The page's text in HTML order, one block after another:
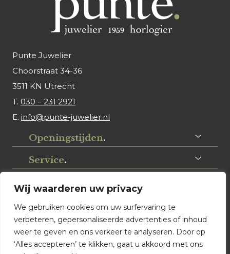
Wij waarderen uw privacy
We gebruiken cookies om uw surfervaring te
verbeteren, gepersonaliseerde advertenties of inhoud
weer te geven en ons verkeer te analyseren. Door op
‘Alles accepteren’ te klikken, gaat u akkoord met ons
Punte Juwelier
Choorstraat 34-36
3511 KN Utrecht
T. 030 – 231 2921
E. info@punte-juwelier.nl
Openingstijden.
Service.
Volg ons